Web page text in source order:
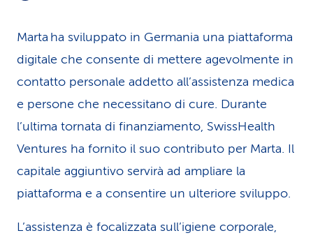
s
e
r
v
i
i
o
Marta ha sviluppato in Germania una piattaforma
digitale che consente di mettere agevolmente in
contatto personale addetto all’assistenza medica
e persone che necessitano di cure. Durante
l’ultima tornata di finanziamento, SwissHealth
Ventures ha fornito il suo contributo per Marta. Il
capitale aggiuntivo servirà ad ampliare la
piattaforma e a consentire un ulteriore sviluppo.
L’assistenza è focalizzata sull’igiene corporale,